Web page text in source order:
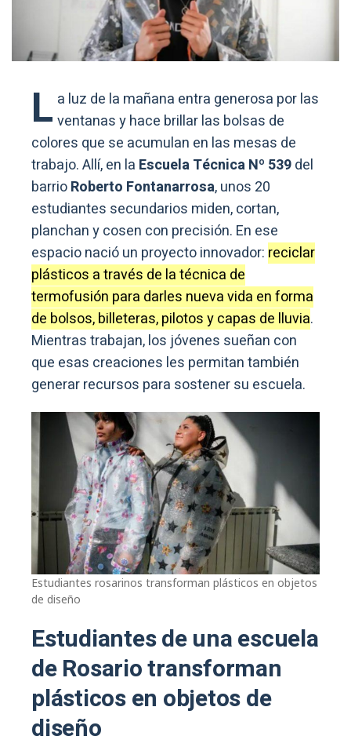
L a luz de la mañana entra generosa por las
ventanas y hace brillar las bolsas de
colores que se acumulan en las mesas de
trabajo. Allí, en la Escuela Técnica Nº 539del
barrioRoberto Fontanarrosa, unos 20
estudiantes secundarios miden, cortan,
planchan y cosen con precisión. En ese
espacio nació un proyecto innovador: reciclar
plásticos a través de la técnica de
termofusión para darles nueva vida en forma
de bolsos, billeteras, pilotos y capas de lluvia.
Mientras trabajan, los jóvenes sueñan con
que esas creaciones les permitan también
generar recursos para sostener su escuela.
Estudiantes rosarinos transforman plásticos en objetos
de diseño
Estudiantes de una escuela
de Rosario transforman
plásticos en objetos de
diseño